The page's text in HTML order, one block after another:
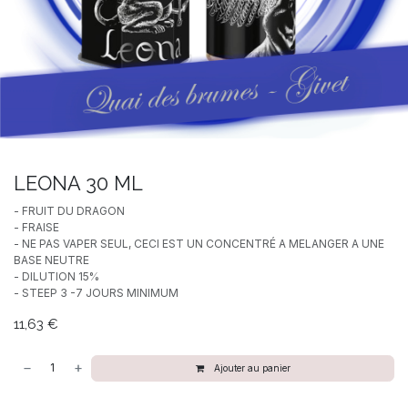
LEONA 30 ML
- FRUIT DU DRAGON
- FRAISE
- NE PAS VAPER SEUL, CECI EST UN CONCENTRÉ A MELANGER A UNE
BASE NEUTRE
- DILUTION 15%
- STEEP 3 -7 JOURS MINIMUM
11,63 €
Ajouter au panier